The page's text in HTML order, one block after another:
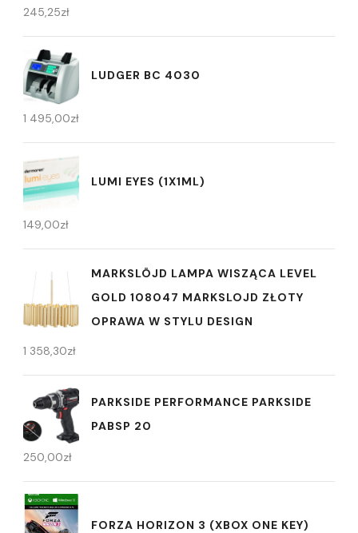
245,25zł
LUDGER BC 4030
1 495,00zł
LUMI EYES (1X1ML)
149,00zł
MARKSLÖJD LAMPA WISZĄCA LEVEL
GOLD 108047 MARKSLOJD ZŁOTY
OPRAWA W STYLU DESIGN
1 358,30zł
PARKSIDE PERFORMANCE PARKSIDE
PABSP 20
250,00zł
FORZA HORIZON 3 (XBOX ONE KEY)